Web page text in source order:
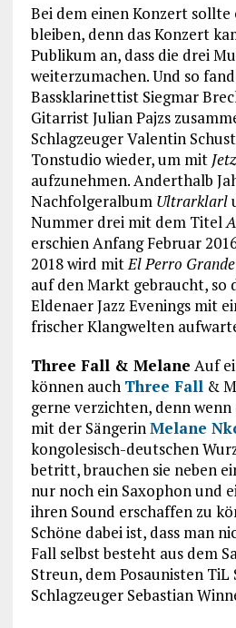
Bei dem einen Konzert sollte
bleiben, denn das Konzert
Publikum an, dass die drei
weiterzumachen. Und so
Bassklarinettist Siegmar
Gitarrist Julian Pajzs
Schlagzeuger Valentin
Tonstudio wieder, um mit
aufzunehmen. Anderthalb
Nachfolgeralbum Ultrarklarl
Nummer drei mit dem Titel
erschien Anfang Februar
2018 wird mit El Perro Grande
auf den Markt gebraucht, so
Eldenaer Jazz Evenings mit
frischer Klangwelten
Three Fall & Melane Auf
können auch Three Fall &
gerne verzichten, denn wenn
mit der Sängerin Melane
kongolesisch-deutschen
betritt, brauchen sie neben
nur noch ein Saxophon und
ihren Sound erschaffen zu
Schöne dabei ist, dass man
Fall selbst besteht aus dem
Streun, dem Posaunisten
Schlagzeuger Sebastian